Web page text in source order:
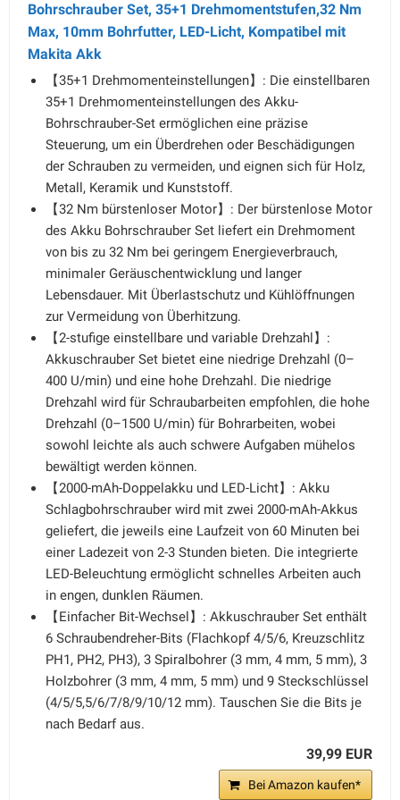
Bohrschrauber Set, 35+1 Drehmomentstufen,32 Nm
Max, 10mm Bohrfutter, LED-Licht, Kompatibel mit
Makita Akk
【35+1 Drehmomenteinstellungen】: Die einstellbaren
35+1 Drehmomenteinstellungen des Akku-
Bohrschrauber-Set ermöglichen eine präzise
Steuerung, um ein Überdrehen oder Beschädigungen
der Schrauben zu vermeiden, und eignen sich für Holz,
Metall, Keramik und Kunststoff.
【32 Nm bürstenloser Motor】: Der bürstenlose Motor
des Akku Bohrschrauber Set liefert ein Drehmoment
von bis zu 32 Nm bei geringem Energieverbrauch,
minimaler Geräuschentwicklung und langer
Lebensdauer. Mit Überlastschutz und Kühlöffnungen
zur Vermeidung von Überhitzung.
【2-stufige einstellbare und variable Drehzahl】:
Akkuschrauber Set bietet eine niedrige Drehzahl (0–
400 U/min) und eine hohe Drehzahl. Die niedrige
Drehzahl wird für Schraubarbeiten empfohlen, die hohe
Drehzahl (0–1500 U/min) für Bohrarbeiten, wobei
sowohl leichte als auch schwere Aufgaben mühelos
bewältigt werden können.
【2000-mAh-Doppelakku und LED-Licht】: Akku
Schlagbohrschrauber wird mit zwei 2000-mAh-Akkus
geliefert, die jeweils eine Laufzeit von 60 Minuten bei
einer Ladezeit von 2-3 Stunden bieten. Die integrierte
LED-Beleuchtung ermöglicht schnelles Arbeiten auch
in engen, dunklen Räumen.
【Einfacher Bit-Wechsel】: Akkuschrauber Set enthält
6 Schraubendreher-Bits (Flachkopf 4/5/6, Kreuzschlitz
PH1, PH2, PH3), 3 Spiralbohrer (3 mm, 4 mm, 5 mm), 3
Holzbohrer (3 mm, 4 mm, 5 mm) und 9 Steckschlüssel
(4/5/5,5/6/7/8/9/10/12 mm). Tauschen Sie die Bits je
nach Bedarf aus.
39,99 EUR
Bei Amazon kaufen*